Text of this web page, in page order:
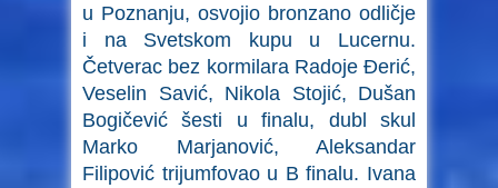
u Poznanju, osvojio bronzano odličje
i na Svetskom kupu u Lucernu.
Četverac bez kormilara Radoje Đerić,
Veselin Savić, Nikola Stojić, Dušan
Bogičević šesti u finalu, dubl skul
Marko Marjanović, Aleksandar
Filipović trijumfovao u B finalu. Ivana